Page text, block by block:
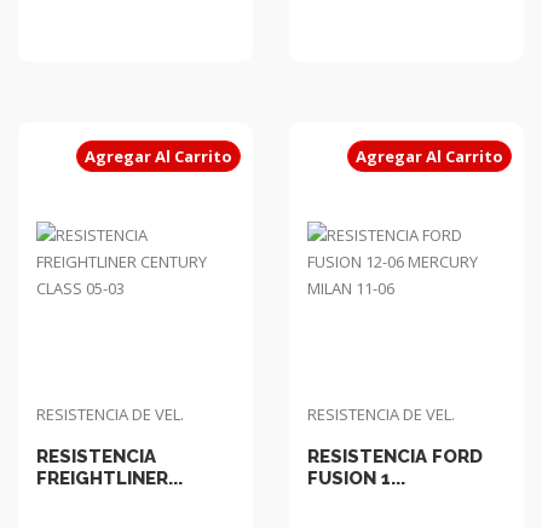
Agregar Al Carrito
RESISTENCIA DE VEL.
RESISTENCIA
FREIGHTLINER...
Agregar Al Carrito
RESISTENCIA DE VEL.
RESISTENCIA FORD
FUSION 1...